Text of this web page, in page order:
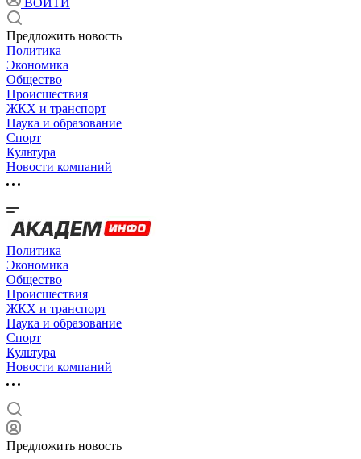
ВОЙТИ
Предложить новость
Политика
Экономика
Общество
Происшествия
ЖКХ и транспорт
Наука и образование
Спорт
Культура
Новости компаний
Политика
Экономика
Общество
Происшествия
ЖКХ и транспорт
Наука и образование
Спорт
Культура
Новости компаний
Предложить новость